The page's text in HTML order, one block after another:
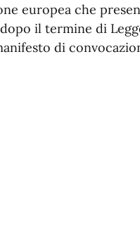
europea che
il termine di
di